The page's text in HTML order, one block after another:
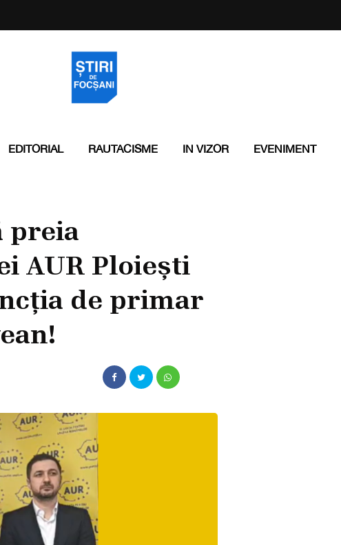
EDITORIAL RAUTACISME IN VIZOR EVENIMENT
preia
AUR Ploiești
de primar